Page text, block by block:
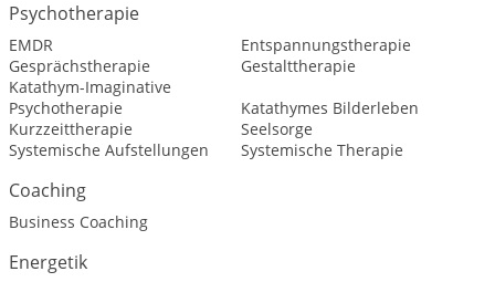
Psychotherapie
EMDR
Entspannungstherapie
Gesprächstherapie
Gestalttherapie
Katathym-Imaginative
Psychotherapie
Katathymes Bilderleben
Kurzzeittherapie
Seelsorge
Systemische Aufstellungen
Systemische Therapie
Coaching
Business Coaching
Energetik